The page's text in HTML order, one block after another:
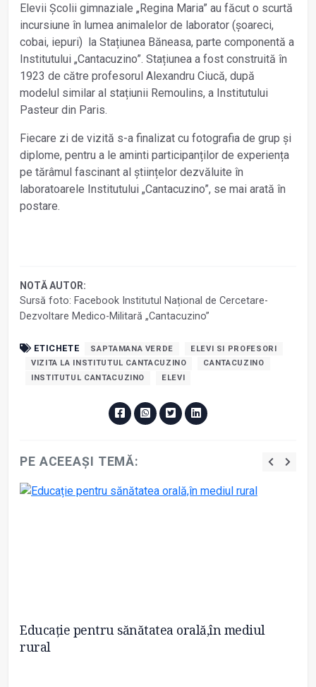
Elevii Școlii gimnaziale „Regina Maria” au făcut o scurtă
incursiune în lumea animalelor de laborator (șoareci,
cobai, iepuri) la Stațiunea Băneasa, parte componentă a
Institutului „Cantacuzino”. Stațiunea a fost construită în
1923 de către profesorul Alexandru Ciucă, după
modelul similar al stațiunii Remoulins, a Institutului
Pasteur din Paris.
Fiecare zi de vizită s-a finalizat cu fotografia de grup și
diplome, pentru a le aminti participanților de experiența
pe tărâmul fascinant al științelor dezvăluite în
laboratoarele Institutului „Cantacuzino”, se mai arată în
postare.
NOTĂ AUTOR:
Sursă foto: Facebook Institutul Național de Cercetare-
Dezvoltare Medico-Militară „Cantacuzino”
ETICHETE SAPTAMANA VERDE
ELEVI SI PROFESORI
VIZITA LA INSTITUTUL CANTACUZINO
CANTACUZINO
INSTITUTUL CANTACUZINO
ELEVI
PE ACEEAȘI TEMĂ:
Educație pentru sănătatea orală,în mediul
rural